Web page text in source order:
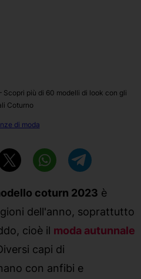
più di 60 modelli di look con gli
Coturno
di moda
coturn 2023 è
dell'anno, soprattutto
cioè il moda autunnale
capi di
con anfibi e